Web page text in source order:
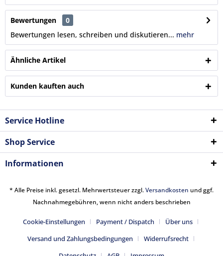
Bewertungen
0
Bewertungen lesen, schreiben und diskutieren... mehr
Ähnliche Artikel
Kunden kauften auch
Service Hotline
Shop Service
Informationen
* Alle Preise inkl. gesetzl. Mehrwertsteuer zzgl.Versandkosten und ggf.
Nachnahmegebühren, wenn nicht anders beschrieben
Cookie-Einstellungen Payment / Dispatch
Über uns
Versand und Zahlungsbedingungen
Widerrufsrecht